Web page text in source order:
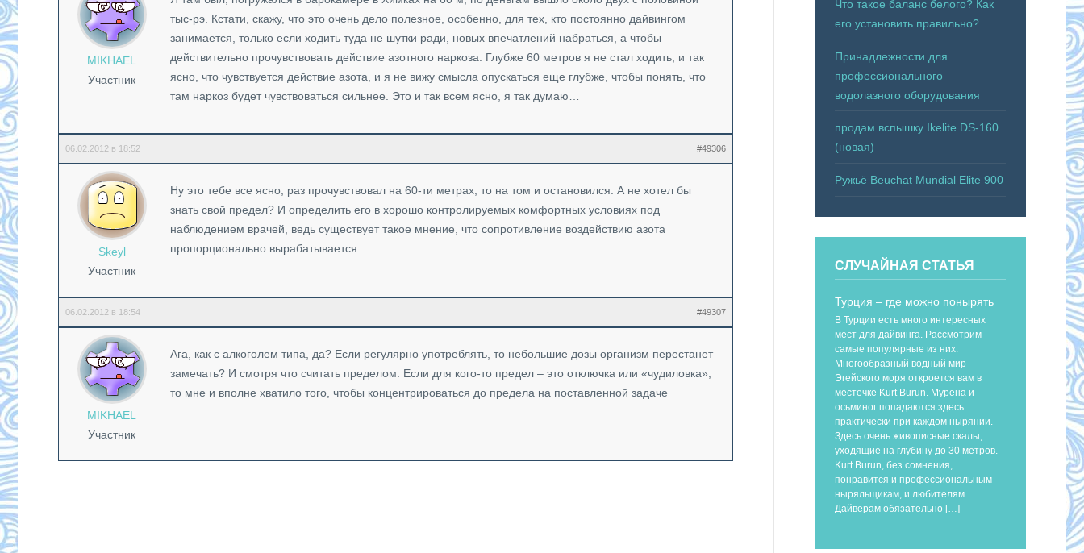
MIKHAEL
Участник
тыс-рэ. Кстати, скажу, что это очень дело полезное, особенно, для тех, кто постоянно дайвингом
занимается, только если ходить туда не шутки ради, новых впечатлений набраться, а чтобы
действительно прочувствовать действие азотного наркоза. Глубже 60 метров я не стал ходить, и так
ясно, что чувствуется действие азота, и я не вижу смысла опускаться еще глубже, чтобы понять, что
там наркоз будет чувствоваться сильнее. Это и так всем ясно, я так думаю…
06.02.2012 в 18:52 #49306
Skeyl
Участник
Ну это тебе все ясно, раз прочувствовал на 60-ти метрах, то на том и остановился. А не хотел бы
знать свой предел? И определить его в хорошо контролируемых комфортных условиях под
наблюдением врачей, ведь существует такое мнение, что сопротивление воздействию азота
пропорционально вырабатывается…
06.02.2012 в 18:54 #49307
MIKHAEL
Участник
Ага, как с алкоголем типа, да? Если регулярно употреблять, то небольшие дозы организм перестанет
замечать? И смотря что считать пределом. Если для кого-то предел – это отключка или «чудиловка»,
то мне и вполне хватило того, чтобы концентрироваться до предела на поставленной задаче
Что такое баланс белого? Как
его установить правильно?
Принадлежности для
профессионального
водолазного оборудования
продам вспышку Ikelite DS-160
(новая)
Ружьё Beuchat Mundial Elite 900
СЛУЧАЙНАЯ СТАТЬЯ
Турция – где можно понырять
В Турции есть много интересных
мест для дайвинга. Рассмотрим
самые популярные из них.
Многообразный водный мир
Эгейского моря откроется вам в
местечке Kurt Burun. Мурена и
осьминог попадаются здесь
практически при каждом нырянии.
Здесь очень живописные скалы,
уходящие на глубину до 30 метров.
Kurt Burun, без сомнения,
понравится и профессиональным
ныряльщикам, и любителям.
Дайверам обязательно […]